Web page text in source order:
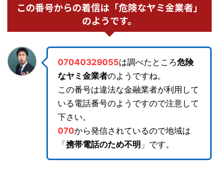
この番号からの着信は「危険なヤミ金業者」
のようです。
07040329055は調べたところ危険
なヤミ金業者のようですね。
この番号は違法な金融業者が利用して
いる電話番号のようですので注意して
下さい。
070から発信されているので地域は
「 携帯電話のため不明 」です。